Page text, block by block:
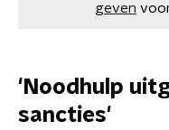
geven
'Noodhulp
sancties'